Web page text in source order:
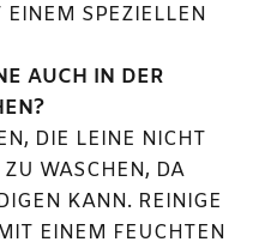
SPEZIELLEN L
AUCH IN DER
DIE LEINE NICHT
WASCHEN, DA
KANN. REINIGE
EINEM FEUCHTEN